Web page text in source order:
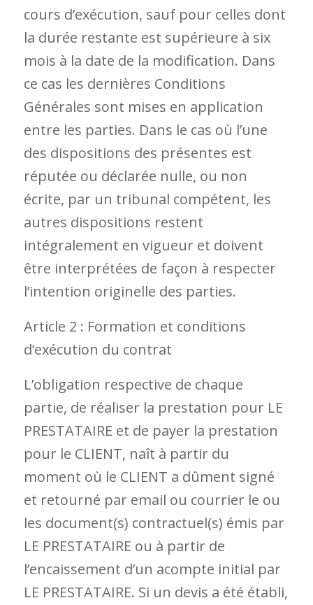
cours d’exécution, sauf pour celles dont
la durée restante est supérieure à six
mois à la date de la modification. Dans
ce cas les dernières Conditions
Générales sont mises en application
entre les parties. Dans le cas où l’une
des dispositions des présentes est
réputée ou déclarée nulle, ou non
écrite, par un tribunal compétent, les
autres dispositions restent
intégralement en vigueur et doivent
être interprétées de façon à respecter
l’intention originelle des parties.
Article 2 : Formation et conditions
d’exécution du contrat
L’obligation respective de chaque
partie, de réaliser la prestation pour LE
PRESTATAIRE et de payer la prestation
pour le CLIENT, naît à partir du
moment où le CLIENT a dûment signé
et retourné par email ou courrier le ou
les document(s) contractuel(s) émis par
LE PRESTATAIRE ou à partir de
l’encaissement d’un acompte initial par
LE PRESTATAIRE. Si un devis a été établi,